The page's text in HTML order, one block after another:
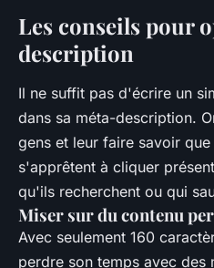
Les conseils pour
description
Il ne suffit pas d'écrire un
dans sa méta-description.
gens et leur faire savoir
s'apprêtent à cliquer
qu'ils recherchent ou qui
Miser sur du contenu
Avec seulement 160
perdre son temps avec des